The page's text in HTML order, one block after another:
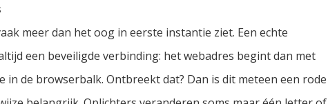
meer dan het oog in eerste instantie ziet. Een echte
een beveiligde verbinding: het webadres begint dan met
in de browserbalk. Ontbreekt dat? Dan is dit meteen een rode